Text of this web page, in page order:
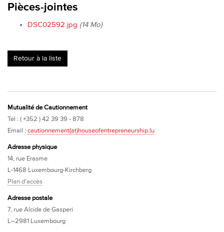
Pièces-jointes
DSC02592.jpg (14 Mo)
Retour à la liste
Mutualité de Cautionnement
Tél : ( +352 ) 42 39 39 - 878
Email : cautionnement(at)houseofentrepreneurship.lu
Adresse physique
14, rue Erasme
L-1468 Luxembourg-Kirchberg
Plan d'accès
Adresse postale
7, rue Alcide de Gasperi
L–2981 Luxembourg